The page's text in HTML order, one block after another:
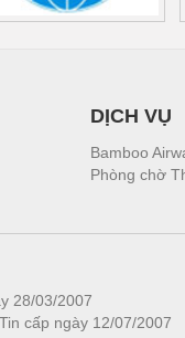
DỊCH VỤ
Bamboo
Phòng chờ
28/03/2007
cấp ngày 12/07/2007